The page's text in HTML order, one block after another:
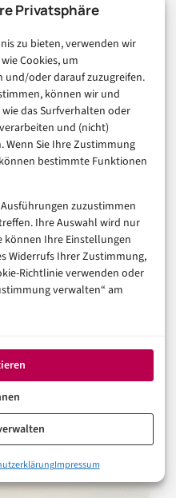
Privatsphäre
zu bieten, verwenden wir
Cookies, um
und/oder darauf zuzugreifen.
können wir und
das Surfverhalten oder
und (nicht)
Wenn Sie Ihre Zustimmung
bestimmte Funktionen
zuzustimmen
Ihre Auswahl wird nur
können Ihre Einstellungen
Widerrufs Ihrer Zustimmung,
Richtlinie verwenden oder
verwalten“ am
Impressum
schnell genug gesund
du schon seit Monaten
sowohl gesund als auch
Gute Besserung!
viel bewirken können